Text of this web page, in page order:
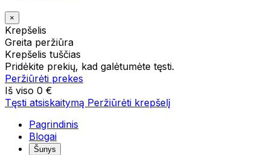
×
Krepšelis
Greita peržiūra
Krepšelis tuščias
Pridėkite prekių, kad galėtumėte tęsti.
Peržiūrėti prekes
Iš viso 0 €
Tęsti atsiskaitymą Peržiūrėti krepšelį
Pagrindinis
Blogai
Šunys